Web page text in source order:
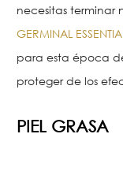
necesitas terminar
GERMINAL
para esta época
proteger de los
PIEL GRASA